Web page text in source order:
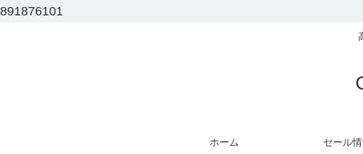
891876101
ホーム セール